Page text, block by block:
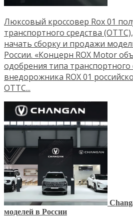
Люксовый кроссовер Rox 01
транспортного средства
начать сборку и продажи
России. «Концерн ROX Motor
одобрения типа
внедорожника ROX 01
ОТТС...
моделей в России